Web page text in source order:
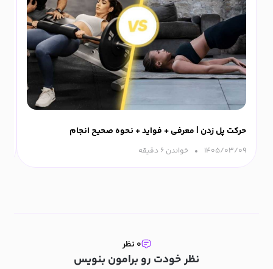
حرکت پل زدن | معرفی + فواید + نحوه صحیح انجام
۱۴۰۵/۰۳/۰۹ خواندن ۶ دقیقه‌
نظر خودت رو برامون بنویس
۰ نظر